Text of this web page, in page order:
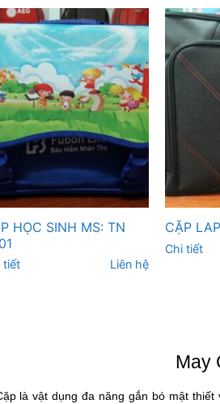
May
là vật dụng đa năng gắn bó mật
HỌC SINH MS: TN
tiết Liên hệ
CẶP
Chi tiết